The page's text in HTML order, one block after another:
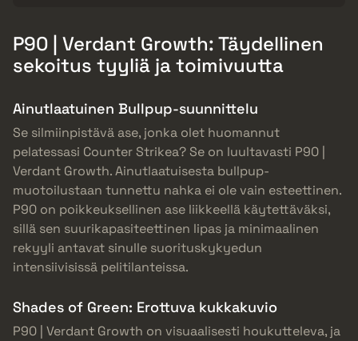
P90 | Verdant Growth: Täydellinen
sekoitus tyyliä ja toimivuutta
Ainutlaatuinen Bullpup-suunnittelu
Se silmiinpistävä ase, jonka olet huomannut
pelatessasi Counter Strikea? Se on luultavasti P90 |
Verdant Growth. Ainutlaatuisesta bullpup-
muotoilustaan tunnettu nahka ei ole vain esteettinen.
P90 on poikkeuksellinen ase liikkeellä käytettäväksi,
sillä sen suurikapasiteettinen lipas ja minimaalinen
rekyyli antavat sinulle suorituskykyedun
intensiivisissä pelitilanteissa.
Shades of Green: Erottuva kukkakuvio
P90 | Verdant Growth on visuaalisesti houkutteleva, ja